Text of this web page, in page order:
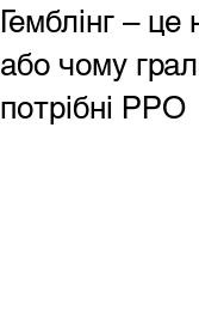
Гемблінг – це
або чому
потрібні РРО